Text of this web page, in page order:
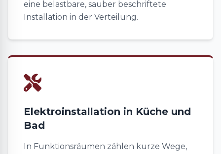
eine belastbare, sauber beschriftete
Installation in der Verteilung.
Elektroinstallation in Küche und
Bad
In Funktionsräumen zählen kurze Wege,